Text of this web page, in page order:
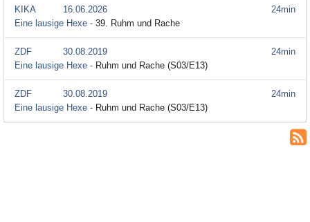
24min
KIKA
16.06.2026
Eine lausige Hexe - 39. Ruhm und Rache
24min
ZDF
30.08.2019
Eine lausige Hexe - Ruhm und Rache (S03/E13)
24min
ZDF
30.08.2019
Eine lausige Hexe - Ruhm und Rache (S03/E13)